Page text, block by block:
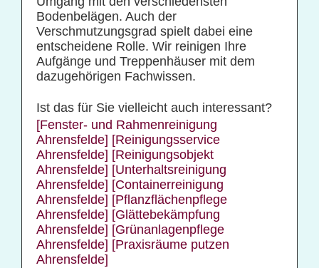
Bodenbelägen. Auch der
Verschmutzungsgrad spielt dabei eine
entscheidene Rolle. Wir reinigen Ihre
Aufgänge und Treppenhäuser mit dem
dazugehörigen Fachwissen.
Ist das für Sie vielleicht auch interessant?
[Fenster- und Rahmenreinigung
Ahrensfelde] [Reinigungsservice
Ahrensfelde] [Reinigungsobjekt
Ahrensfelde] [Unterhaltsreinigung
Ahrensfelde] [Containerreinigung
Ahrensfelde] [Pflanzflächenpflege
Ahrensfelde] [Glättebekämpfung
Ahrensfelde] [Grünanlagenpflege
Ahrensfelde] [Praxisräume putzen
Ahrensfelde]